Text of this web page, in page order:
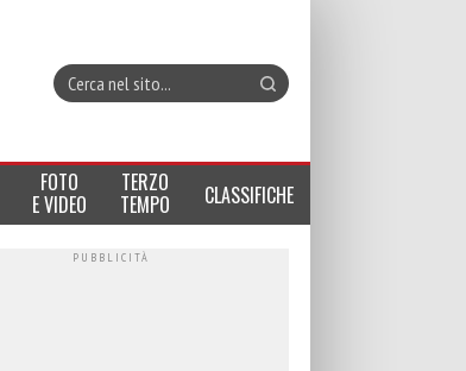
FOTO
E VIDEO
TERZO
TEMPO CLASSIFICHE